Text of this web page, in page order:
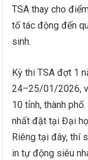
TSA thay cho
tố tác động đến
sinh.
Kỳ thi TSA đợt 1
24–25/01/2026,
10 tỉnh, thành
nhất đặt tại Đại
Riêng tại đây, thí
in tự động siêu